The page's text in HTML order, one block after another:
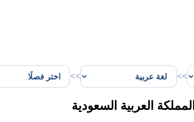
>>
>>
العربية السعودية